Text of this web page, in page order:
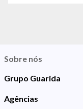
Sobre nós
Grupo Guarida
Agências